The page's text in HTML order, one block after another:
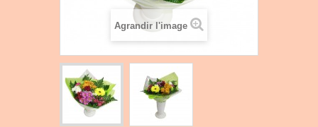
Agrandir l'image